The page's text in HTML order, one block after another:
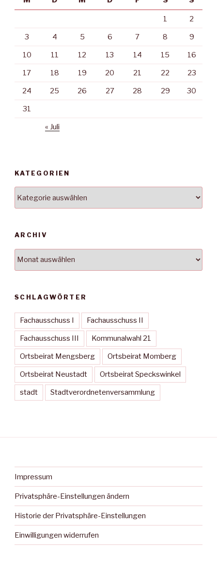
1 2
3 4 5 6 7 8 9
10 11 12 13 14 15 16
17 18 19 20 21 22 23
24 25 26 27 28 29 30
31
« Juli
KATEGORIEN
ARCHIV
SCHLAGWÖRTER
Fachausschuss I Fachausschuss II
Fachausschuss III Kommunalwahl 21
Ortsbeirat Mengsberg Ortsbeirat Momberg
Ortsbeirat Neustadt Ortsbeirat Speckswinkel
stadt Stadtverordnetenversammlung
Impressum
Privatsphäre-Einstellungen ändern
Historie der Privatsphäre-Einstellungen
Einwilligungen widerrufen